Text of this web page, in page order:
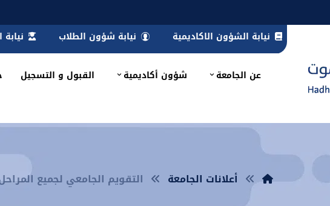
نيابة الشؤون الاكاديمية
نيابة شؤون الطلاب
عن الجامعة شؤون أكاديمية القبول و التسجيل
أعلانات الجامعة التقويم الجامعي لجميع